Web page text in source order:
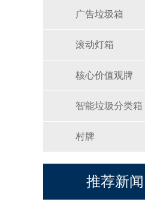
广告垃圾箱
滚动灯箱
核心价值观牌
智能垃圾分类箱
村牌
推荐新闻